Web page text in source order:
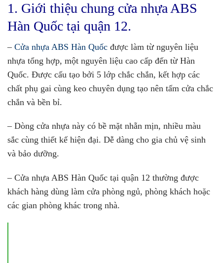
1. Giới thiệu chung cửa nhựa ABS
Hàn Quốc tại quận 12.
– Cửa nhựa ABS Hàn Quốc được làm từ nguyên liệu
nhựa tổng hợp, một nguyên liệu cao cấp đến từ Hàn
Quốc. Được cấu tạo bởi 5 lớp chắc chắn, kết hợp các
chất phụ gai cùng keo chuyên dụng tạo nên tấm cửa chắc
chắn và bền bỉ.
– Dòng cửa nhựa này có bề mặt nhẵn mịn, nhiều màu
sắc cùng thiết kế hiện đại. Dễ dàng cho gia chủ vệ sinh
và bảo dưỡng.
– Cửa nhựa ABS Hàn Quốc tại quận 12 thường được
khách hàng dùng làm cửa phòng ngủ, phòng khách hoặc
các gian phòng khác trong nhà.